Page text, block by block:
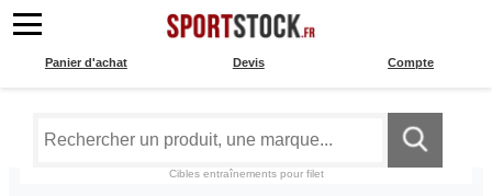
Compte
Devis
Panier d'achat
Cibles entraînements pour filet